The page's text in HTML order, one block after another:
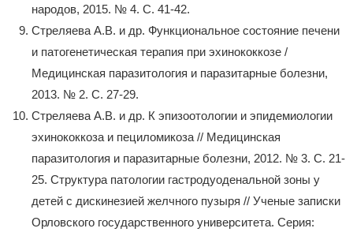
народов, 2015. № 4. С. 41-42.
Стреляева А.В. и др. Функциональное состояние печени
и патогенетическая терапия при эхинококкозе /
Медицинская паразитология и паразитарные болезни,
2013. № 2. С. 27-29.
Стреляева А.В. и др. К эпизоотологии и эпидемиологии
эхинококкоза и пециломикоза // Медицинская
паразитология и паразитарные болезни, 2012. № 3. С. 21-
25. Структура патологии гастродуоденальной зоны у
детей с дискинезией желчного пузыря // Ученые записки
Орловского государственного университета. Серия: